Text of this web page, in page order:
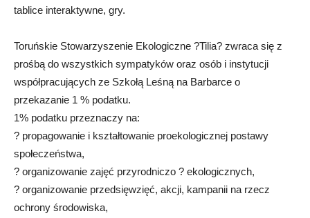
tablice interaktywne, gry.
Toruńskie Stowarzyszenie Ekologiczne ?Tilia? zwraca się z
prośbą do wszystkich sympatyków oraz osób i instytucji
współpracujących ze Szkołą Leśną na Barbarce o
przekazanie 1 % podatku.
1% podatku przeznaczy na:
? propagowanie i kształtowanie proekologicznej postawy
społeczeństwa,
? organizowanie zajęć przyrodniczo ? ekologicznych,
? organizowanie przedsięwzięć, akcji, kampanii na rzecz
ochrony środowiska,